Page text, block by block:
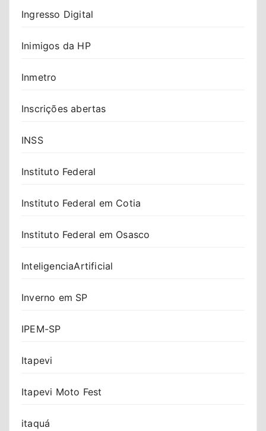
Ingresso Digital
Inimigos da HP
Inmetro
Inscrições abertas
INSS
Instituto Federal
Instituto Federal em Cotia
Instituto Federal em Osasco
InteligenciaArtificial
Inverno em SP
IPEM-SP
Itapevi
Itapevi Moto Fest
itaquá